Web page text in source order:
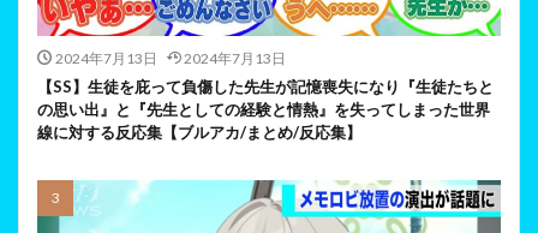
2024年7月13日 2024年7月13日
【SS】生徒を庇って負傷した先生が記憶喪失になり『生徒たちと
の思い出』と『先生としての経験と情熱』を失ってしまった世界
線に対する反応集【ブルアカ/まとめ/反応集】